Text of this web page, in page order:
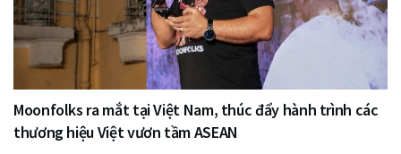
Moonfolks ra mắt tại Việt Nam, thúc đẩy hành trình các
thương hiệu Việt vươn tầm ASEAN